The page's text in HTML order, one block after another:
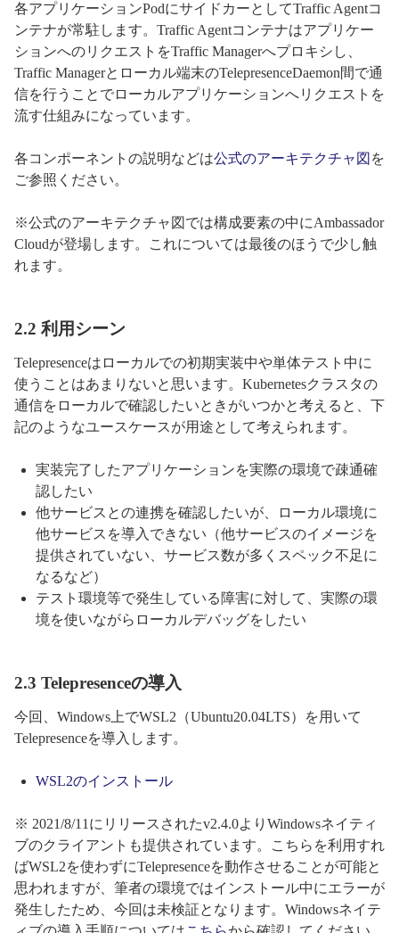
各アプリケーションPodにサイドカーとしてTraffic Agentコ
ンテナが常駐します。Traffic Agentコンテナはアプリケー
ションへのリクエストをTraffic Managerへプロキシし、
Traffic Managerとローカル端末のTelepresenceDaemon間で通
信を行うことでローカルアプリケーションへリクエストを
流す仕組みになっています。
各コンポーネントの説明などは公式のアーキテクチャ図 を
ご参照ください。
※公式のアーキテクチャ図では構成要素の中にAmbassador
Cloudが登場します。これについては最後のほうで少し触
れます。
2.2 利用シーン
Telepresenceはローカルでの初期実装中や単体テスト中に
使うことはあまりないと思います。Kubernetesクラスタの
通信をローカルで確認したいときがいつかと考えると、下
記のようなユースケースが用途として考えられます。
実装完了したアプリケーションを実際の環境で疎通確
認したい
他サービスとの連携を確認したいが、ローカル環境に
他サービスを導入できない（他サービスのイメージを
提供されていない、サービス数が多くスペック不足に
なるなど）
テスト環境等で発生している障害に対して、実際の環
境を使いながらローカルデバッグをしたい
2.3 Telepresenceの導入
今回、Windows上でWSL2（Ubuntu20.04LTS）を用いて
Telepresenceを導入します。
WSL2のインストール
※ 2021/8/11にリリースされたv2.4.0よりWindowsネイティ
ブのクライアントも提供されています。こちらを利用すれ
ばWSL2を使わずにTelepresenceを動作させることが可能と
思われますが、筆者の環境ではインストール中にエラーが
発生したため、今回は未検証となります。Windowsネイテ